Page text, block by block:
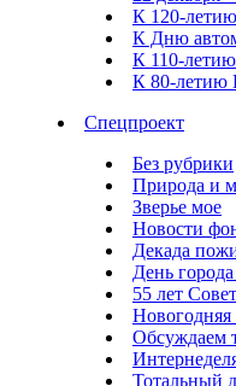
К 120-
К Дню
К 110-
К 80-летию
Спецпроект
Без рубрики
Природа и
Зверье мое
Новости
Декада
День
55 лет
Новогодняя
Обсуждаем
Тотальный